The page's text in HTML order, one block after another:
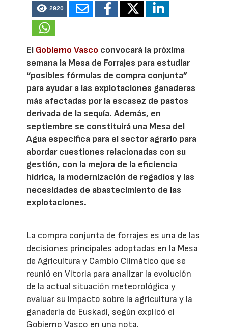
2920
El Gobierno Vasco convocará la próxima
semana la Mesa de Forrajes para estudiar
“posibles fórmulas de compra conjunta”
para ayudar a las explotaciones ganaderas
más afectadas por la escasez de pastos
derivada de la sequía. Además, en
septiembre se constituirá una Mesa del
Agua específica para el sector agrario para
abordar cuestiones relacionadas con su
gestión, con la mejora de la eficiencia
hídrica, la modernización de regadíos y las
necesidades de abastecimiento de las
explotaciones.
La compra conjunta de forrajes es una de las
decisiones principales adoptadas en la Mesa
de Agricultura y Cambio Climático que se
reunió en Vitoria para analizar la evolución
de la actual situación meteorológica y
evaluar su impacto sobre la agricultura y la
ganadería de Euskadi, según explicó el
Gobierno Vasco en una nota.